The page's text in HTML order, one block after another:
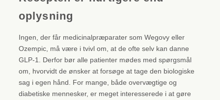
oplysning
Ingen, der får medicinalpræparater som Wegovy eller
Ozempic, må være i tvivl om, at de ofte selv kan danne
GLP-1. Derfor bør alle patienter mødes med spørgsmål
om, hvorvidt de ønsker at forsøge at tage den biologiske
sag i egen hånd. For mange, både overvægtige og
diabetiske mennesker, er meget interesserede i at gøre